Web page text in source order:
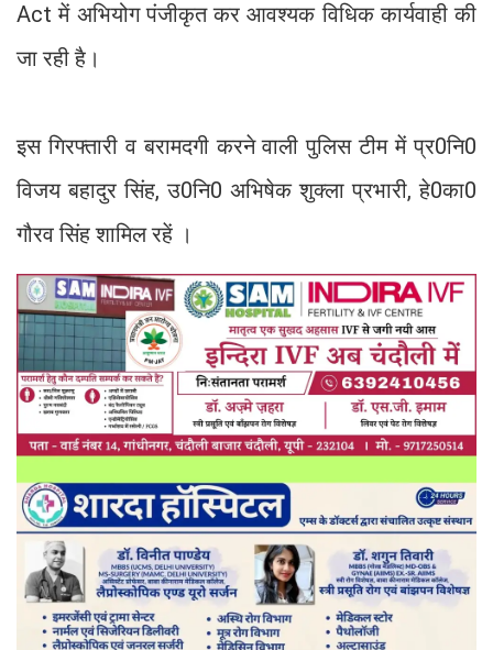
Act में अभियोग पंजीकृत कर आवश्यक विधिक कार्यवाही की
जा रही है।
इस गिरफ्तारी व बरामदगी करने वाली पुलिस टीम में प्र0नि0
विजय बहादुर सिंह, उ0नि0 अभिषेक शुक्ला प्रभारी, हे0का0
गौरव सिंह शामिल रहें ।